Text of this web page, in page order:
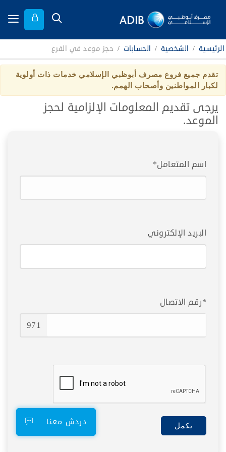
الرئيسية / الشخصية / الحسابات / حجز موعد في الفرع
تقدم جميع فروع مصرف أبوظبي الإسلامي خدمات ذات أولوية
لكبار المواطنين وأصحاب الهمم.
يرجى تقديم المعلومات الإلزامية لحجز
الموعد.
اسم المتعامل*
البريد الإلكتروني
رقم الاتصال*
971
دردش معنا